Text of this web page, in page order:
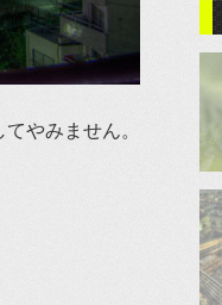
やみません。